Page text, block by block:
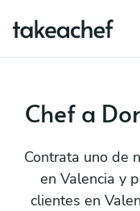
Chef a
Contrata uno de
en Valencia y
clientes en